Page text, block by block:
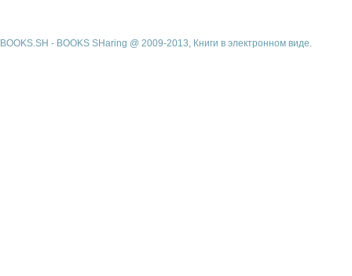
BOOKS.SH - BOOKS SHaring @ 2009-2013, Книги в электронном виде.